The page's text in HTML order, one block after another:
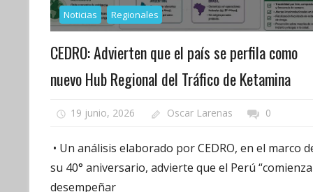
Noticias Regionales
CEDRO: Advierten que el país se perfila como
nuevo Hub Regional del Tráfico de Ketamina
19 junio, 2026 Oscar Larenas 0
• Un análisis elaborado por CEDRO, en el marco
su 40° aniversario, advierte que el Perú
desempeñar